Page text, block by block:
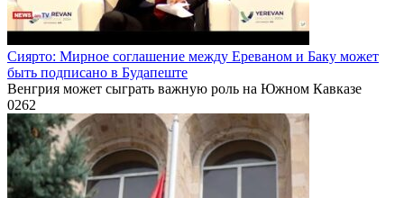
Сиярто: Мирное соглашение между Ереваном и Баку может
быть подписано в Будапеште
Венгрия может сыграть важную роль на Южном Кавказе
0262